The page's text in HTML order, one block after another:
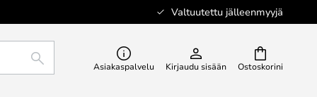
Valtuutettu jälleenmyyjä
Ostoskorini
ETSI Asiakaspalvelu Kirjaudu sisään